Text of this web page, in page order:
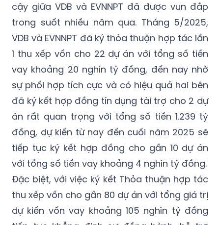
cậy giữa VDB và EVNNPT đã được vun đắp
trong suốt nhiều năm qua. Tháng 5/2025,
VDB và EVNNPT đã ký thỏa thuận hợp tác lần
1 thu xếp vốn cho 22 dự án với tổng số tiền
vay khoảng 20 nghìn tỷ đồng, đến nay nhờ
sự phối hợp tích cực và có hiệu quả hai bên
đã ký kết hợp đồng tín dụng tài trợ cho 2 dự
án rất quan trọng với tổng số tiền 1.239 tỷ
đồng, dự kiến từ nay đến cuối năm 2025 sẽ
tiếp tục ký kết hợp đồng cho gần 10 dự án
với tổng số tiền vay khoảng 4 nghìn tỷ đồng.
Đặc biệt, với việc ký kết Thỏa thuận hợp tác
thu xếp vốn cho gần 80 dự án với tổng giá trị
dự kiến vốn vay khoảng 105 nghìn tỷ đồng